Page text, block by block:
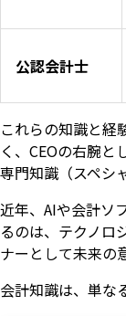
公認会計士
これらの知識と経
く、CEOの右腕
専門知識（スペシ
近年、AIや会計ソ
るのは、テクノロ
ナーとして未来の
会計知識は、単な